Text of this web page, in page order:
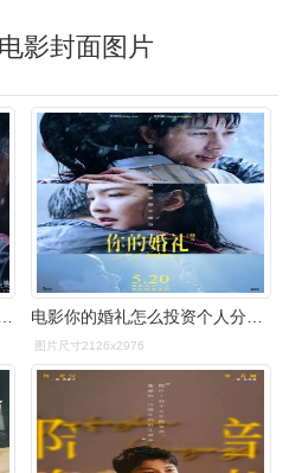
影封面图片
图片尺寸2126x2976